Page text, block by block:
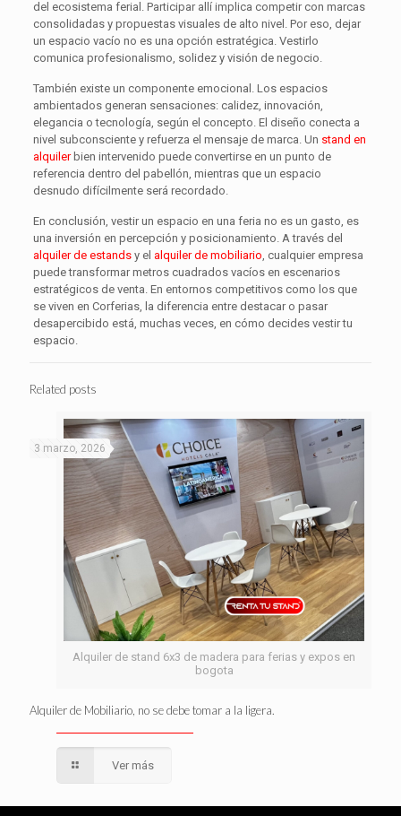
del ecosistema ferial. Participar allí implica competir con marcas
consolidadas y propuestas visuales de alto nivel. Por eso, dejar
un espacio vacío no es una opción estratégica. Vestirlo
comunica profesionalismo, solidez y visión de negocio.
También existe un componente emocional. Los espacios
ambientados generan sensaciones: calidez, innovación,
elegancia o tecnología, según el concepto. El diseño conecta a
nivel subconsciente y refuerza el mensaje de marca. Un stand en
alquilerbien intervenido puede convertirse en un punto de
referencia dentro del pabellón, mientras que un espacio
desnudo difícilmente será recordado.
En conclusión, vestir un espacio en una feria no es un gasto, es
una inversión en percepción y posicionamiento. A través del
alquiler de estandsy el alquiler de mobiliario, cualquier empresa
puede transformar metros cuadrados vacíos en escenarios
estratégicos de venta. En entornos competitivos como los que
se viven en Corferias, la diferencia entre destacar o pasar
desapercibido está, muchas veces, en cómo decides vestir tu
espacio.
Related posts
Alquiler de stand 6x3 de madera para ferias y expos en
bogota
3 marzo, 2026
Alquiler de Mobiliario, no se debe tomar a la ligera.
Ver más